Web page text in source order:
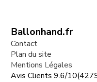
Ballonhand.fr
Contact
Plan du site
Mentions Légales
Avis Clients 9.6/10(